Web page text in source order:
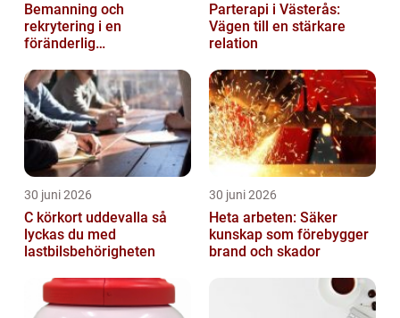
Bemanning och
rekrytering i en
föränderlig
Parterapi i Västerås:
Vägen till en stärkare
relation
30 juni 2026
C körkort uddevalla så
lyckas du med
lastbilsbehörigheten
30 juni 2026
Heta arbeten: Säker
kunskap som förebygger
brand och skador